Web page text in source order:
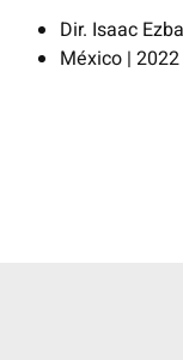
Dir. Isaac
México |